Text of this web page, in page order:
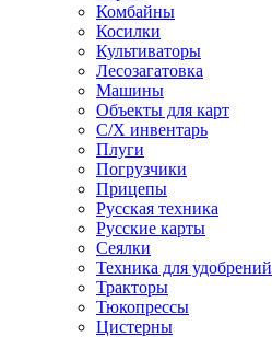
Комбайны
Косилки
Культиваторы
Лесозагатовка
Машины
Объекты для карт
С/Х инвентарь
Плуги
Погрузчики
Прицепы
Русская техника
Русские карты
Сеялки
Техника для удобрений
Тракторы
Тюкопрессы
Цистерны